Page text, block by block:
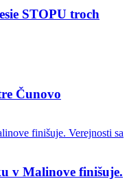
STOPU troch
Čunovo
v Malinove finišuje.